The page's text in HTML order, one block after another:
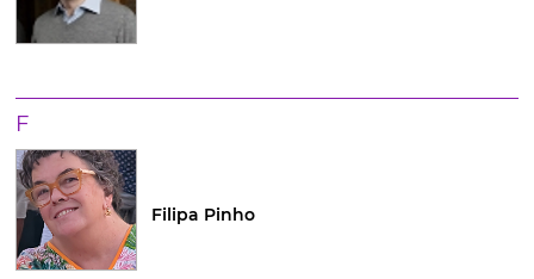
F
Filipa Pinho